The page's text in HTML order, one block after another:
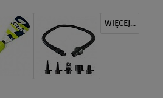
WIĘCEJ...